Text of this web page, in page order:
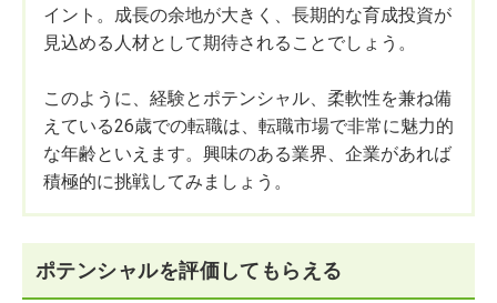
イント。成長の余地が大きく、長期的な育成投資が
見込める人材として期待されることでしょう。
このように、経験とポテンシャル、柔軟性を兼ね備
えている26歳での転職は、転職市場で非常に魅力的
な年齢といえます。興味のある業界、企業があれば
積極的に挑戦してみましょう。
ポテンシャルを評価してもらえる